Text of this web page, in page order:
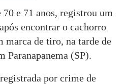
e 71 anos, registrou um
encontrar o cachorro
de tiro, na tarde de
Paranapanema (SP).
por crime de